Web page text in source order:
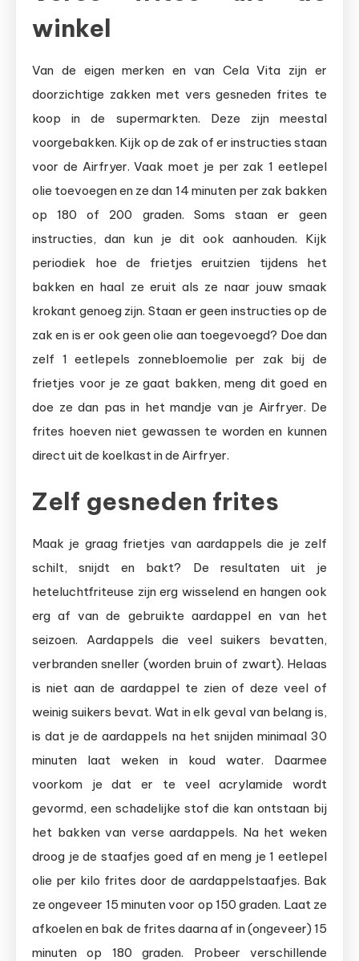
winkel
Van de eigen merken en van Cela Vita zijn er
doorzichtige zakken met vers gesneden frites te
koop in de supermarkten. Deze zijn meestal
voorgebakken. Kijk op de zak of er instructies staan
voor de Airfryer. Vaak moet je per zak 1 eetlepel
olie toevoegen en ze dan 14 minuten per zak bakken
op 180 of 200 graden. Soms staan er geen
instructies, dan kun je dit ook aanhouden. Kijk
periodiek hoe de frietjes eruitzien tijdens het
bakken en haal ze eruit als ze naar jouw smaak
krokant genoeg zijn. Staan er geen instructies op de
zak en is er ook geen olie aan toegevoegd? Doe dan
zelf 1 eetlepels zonnebloemolie per zak bij de
frietjes voor je ze gaat bakken, meng dit goed en
doe ze dan pas in het mandje van je Airfryer. De
frites hoeven niet gewassen te worden en kunnen
direct uit de koelkast in de Airfryer.
Zelf gesneden frites
Maak je graag frietjes van aardappels die je zelf
schilt, snijdt en bakt? De resultaten uit je
heteluchtfriteuse zijn erg wisselend en hangen ook
erg af van de gebruikte aardappel en van het
seizoen. Aardappels die veel suikers bevatten,
verbranden sneller (worden bruin of zwart). Helaas
is niet aan de aardappel te zien of deze veel of
weinig suikers bevat. Wat in elk geval van belang is,
is dat je de aardappels na het snijden minimaal 30
minuten laat weken in koud water. Daarmee
voorkom je dat er te veel acrylamide wordt
gevormd, een schadelijke stof die kan ontstaan bij
het bakken van verse aardappels. Na het weken
droog je de staafjes goed af en meng je 1 eetlepel
olie per kilo frites door de aardappelstaafjes. Bak
ze ongeveer 15 minuten voor op 150 graden. Laat ze
afkoelen en bak de frites daarna af in (ongeveer) 15
minuten op 180 graden. Probeer verschillende